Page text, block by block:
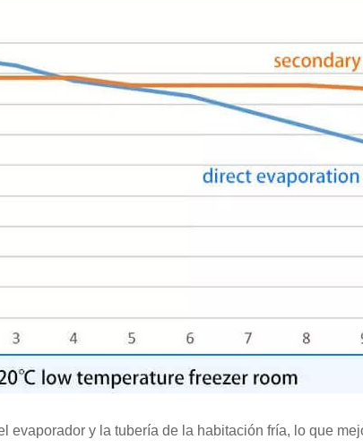
evaporador y la tubería de la habitación fría, lo que